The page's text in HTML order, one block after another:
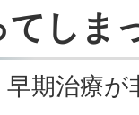
てしま
期治療